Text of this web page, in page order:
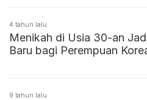
4 tahun lalu
Menikah di Usia 30-an
Baru bagi Perempuan
9 tahun lalu